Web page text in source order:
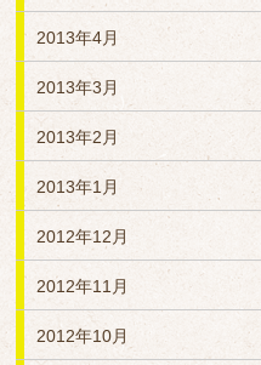
2013年4月
2013年3月
2013年2月
2013年1月
2012年12月
2012年11月
2012年10月